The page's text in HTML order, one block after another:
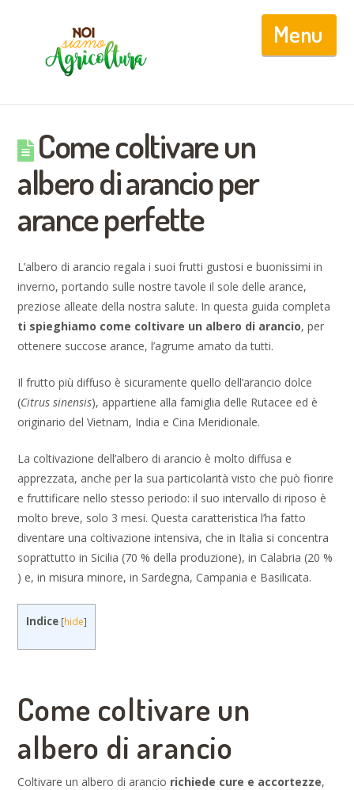
Come coltivare un
albero di arancio per
arance perfette
L’albero di arancio regala i suoi frutti gustosi e buonissimi in
inverno, portando sulle nostre tavole il sole delle arance,
preziose alleate della nostra salute. In questa guida completa
ti spieghiamo come coltivare un albero di arancio, per
ottenere succose arance, l’agrume amato da tutti.
Il frutto più diffuso è sicuramente quello dell’arancio dolce
(Citrus sinensis), appartiene alla famiglia delle Rutacee ed è
originario del Vietnam, India e Cina Meridionale.
La coltivazione dell’albero di arancio è molto diffusa e
apprezzata, anche per la sua particolarità visto che può fiorire
e fruttificare nello stesso periodo: il suo intervallo di riposo è
molto breve, solo 3 mesi. Questa caratteristica l’ha fatto
diventare una coltivazione intensiva, che in Italia si concentra
soprattutto in Sicilia (70 % della produzione), in Calabria (20 %
) e, in misura minore, in Sardegna, Campania e Basilicata.
Indice [hide]
Come coltivare un
albero di arancio
Coltivare un albero di arancio richiede cure e accortezze,